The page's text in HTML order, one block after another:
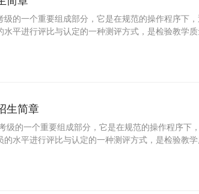
级的一个重要组成部分，它是在规范的操作程序下
水平进行评比与认定的一种测评方式，是检验教学
强目标意识和竞争意识，对促进参加考级人员的全
生简章
级的一个重要组成部分，它是在规范的操作程序下
的水平进行评比与认定的一种测评方式，是检验教
，增强目标意识和竞争意识，对促进参加考级人员